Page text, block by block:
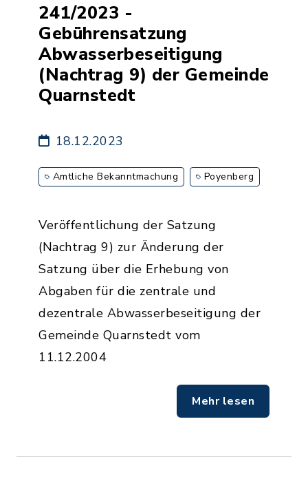
241/2023 -
Gebührensatzung
Abwasserbeseitigung
(Nachtrag 9) der Gemeinde
Quarnstedt
18.12.2023
Amtliche Bekanntmachung Poyenberg
Veröffentlichung der Satzung
(Nachtrag 9) zur Änderung der
Satzung über die Erhebung von
Abgaben für die zentrale und
dezentrale Abwasserbeseitigung der
Gemeinde Quarnstedt vom
11.12.2004
Mehr lesen